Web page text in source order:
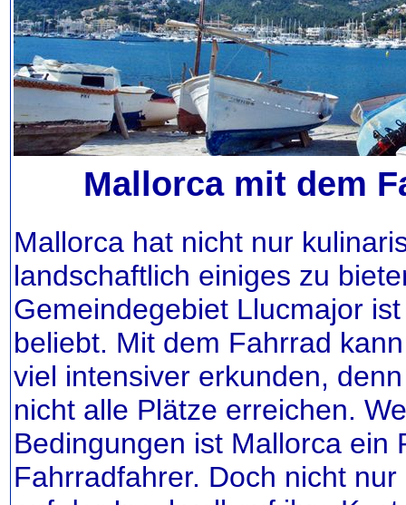
Mallorca mit dem
Mallorca hat nicht nur
landschaftlich einiges zu
Gemeindegebiet Llucmajor
beliebt. Mit dem Fahrrad
viel intensiver erkunden,
nicht alle Plätze erreichen.
Bedingungen ist Mallorca ein
Fahrradfahrer. Doch nicht